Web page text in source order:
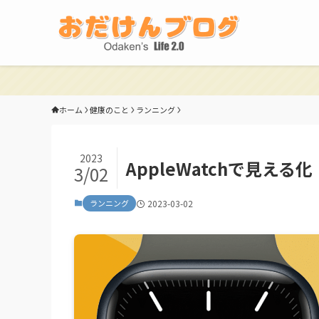
ホーム 健康のこと ランニング
AppleWatchで見える化
2023
3/02
ランニング 2023-03-02